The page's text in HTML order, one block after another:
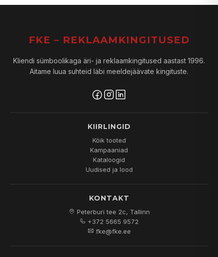
FKE – REKLAAMKINGITUSED
Kliendi sümboolikaga äri- ja reklaamkingitused aastast 1996.
Aitame luua suhteid läbi meeldejäävate kingituste.
KIIRLINGID
Kõik tooted
Kampaaniad
Kataloogid
Uudised ja lood
KONTAKT
Peterburi tee 2c, Tallinn
+372 5665 9572
fke@fke.ee